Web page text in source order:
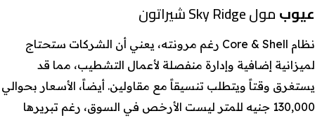
عيوبمول Sky Ridge شيراتون
نظام Core & Shell رغم مرونته، يعني أن الشركات ستحتاج
لميزانية إضافية وإدارة منفصلة لأعمال التشطيب، مما قد
يستغرق وقتاً ويتطلب تنسيقاً مع مقاولين. أيضاً، الأسعار بحوالي
130,000 جنيه للمتر ليست الأرخص في السوق، رغم تبريرها